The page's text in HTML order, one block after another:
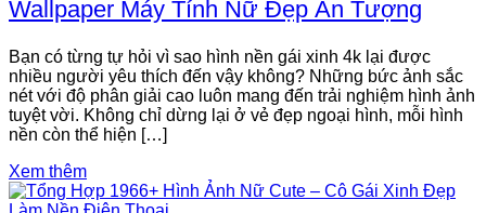
Wallpaper Máy Tính Nữ Đẹp Ấn Tượng
Bạn có từng tự hỏi vì sao hình nền gái xinh 4k lại được
nhiều người yêu thích đến vậy không? Những bức ảnh sắc
nét với độ phân giải cao luôn mang đến trải nghiệm hình ảnh
tuyệt vời. Không chỉ dừng lại ở vẻ đẹp ngoại hình, mỗi hình
nền còn thể hiện […]
Xem thêm